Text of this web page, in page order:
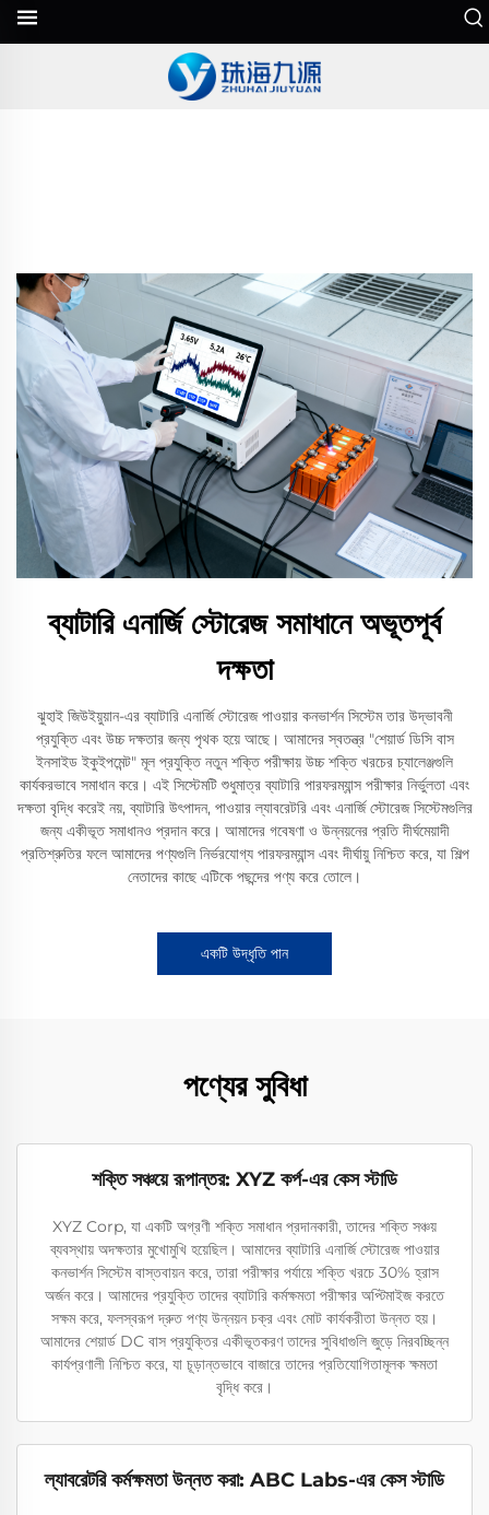
ব্যাটারি এনার্জি স্টোরেজ সমাধানে অভূতপূর্ব
দক্ষতা
ঝুহাই জিউইয়ুয়ান-এর ব্যাটারি এনার্জি স্টোরেজ পাওয়ার কনভার্শন সিস্টেম তার উদ্ভাবনী
প্রযুক্তি এবং উচ্চ দক্ষতার জন্য পৃথক হয়ে আছে। আমাদের স্বতন্ত্র "শেয়ার্ড ডিসি বাস
ইনসাইড ইকুইপমেন্ট" মূল প্রযুক্তি নতুন শক্তি পরীক্ষায় উচ্চ শক্তি খরচের চ্যালেঞ্জগুলি
কার্যকরভাবে সমাধান করে। এই সিস্টেমটি শুধুমাত্র ব্যাটারি পারফরম্যান্স পরীক্ষার নির্ভুলতা এবং
দক্ষতা বৃদ্ধি করেই নয়, ব্যাটারি উৎপাদন, পাওয়ার ল্যাবরেটরি এবং এনার্জি স্টোরেজ সিস্টেমগুলির
জন্য একীভূত সমাধানও প্রদান করে। আমাদের গবেষণা ও উন্নয়নের প্রতি দীর্ঘমেয়াদী
প্রতিশ্রুতির ফলে আমাদের পণ্যগুলি নির্ভরযোগ্য পারফরম্যান্স এবং দীর্ঘায়ু নিশ্চিত করে, যা শিল্প
নেতাদের কাছে এটিকে পছন্দের পণ্য করে তোলে।
একটি উদ্ধৃতি পান
পণ্যের সুবিধা
শক্তি সঞ্চয়ে রূপান্তর: XYZ কর্প-এর কেস স্টাডি
XYZ Corp, যা একটি অগ্রণী শক্তি সমাধান প্রদানকারী, তাদের শক্তি সঞ্চয়
ব্যবস্থায় অদক্ষতার মুখোমুখি হয়েছিল। আমাদের ব্যাটারি এনার্জি স্টোরেজ পাওয়ার
কনভার্শন সিস্টেম বাস্তবায়ন করে, তারা পরীক্ষার পর্যায়ে শক্তি খরচে 30% হ্রাস
অর্জন করে। আমাদের প্রযুক্তি তাদের ব্যাটারি কর্মক্ষমতা পরীক্ষার অপ্টিমাইজ করতে
সক্ষম করে, ফলস্বরূপ দ্রুত পণ্য উন্নয়ন চক্র এবং মোট কার্যকরীতা উন্নত হয়।
আমাদের শেয়ার্ড DC বাস প্রযুক্তির একীভূতকরণ তাদের সুবিধাগুলি জুড়ে নিরবচ্ছিন্ন
কার্যপ্রণালী নিশ্চিত করে, যা চূড়ান্তভাবে বাজারে তাদের প্রতিযোগিতামূলক ক্ষমতা
বৃদ্ধি করে।
ল্যাবরেটরি কর্মক্ষমতা উন্নত করা: ABC Labs-এর কেস স্টাডি